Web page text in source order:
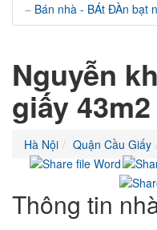
Bán nhà - BÁt ĐÀn bạt
Nguyễn
giấy
Hà Nội Quận Cầu Giấy
Thông tin